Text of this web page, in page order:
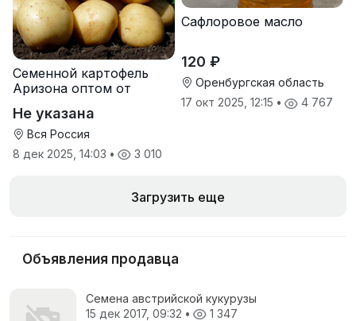
Семенной картофель
Аризона оптом от
Не указана
Вся Россия
8 дек 2025, 14:03 • 3 010
Сафлоровое масло
120 ₽
Оренбургская область
17 окт 2025, 12:15 • 4 767
Загрузить еще
Объявления продавца
Семена австрийской кукурузы
15 дек 2017, 09:32 • 1 347